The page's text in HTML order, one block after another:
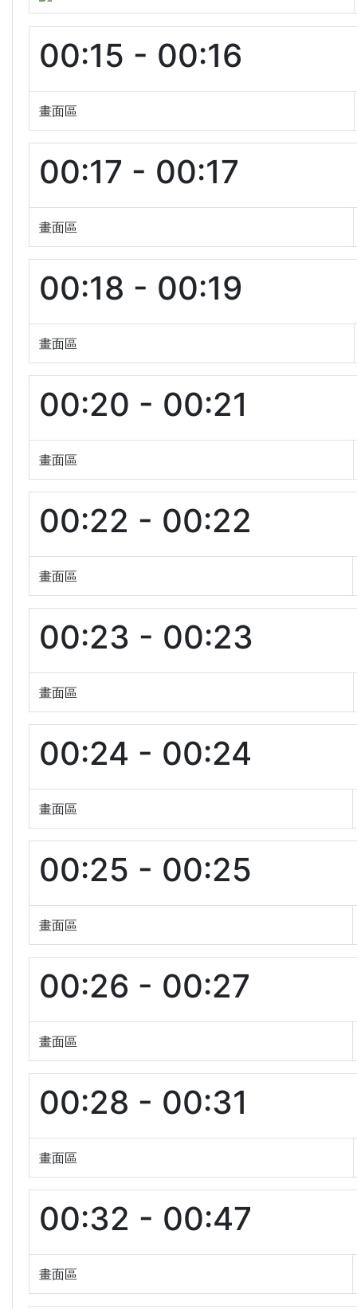
00:15 - 00:16
畫面區
00:17 - 00:17
畫面區
00:18 - 00:19
畫面區
00:20 - 00:21
畫面區
00:22 - 00:22
畫面區
00:23 - 00:23
畫面區
00:24 - 00:24
畫面區
00:25 - 00:25
畫面區
00:26 - 00:27
畫面區
00:28 - 00:31
畫面區
00:32 - 00:47
畫面區